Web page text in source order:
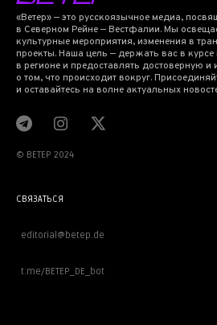
«Ветер» — это русскоязычное медиа,
в Северном Рейне — Вестфалии. Мы
культурные мероприятия, изменения в
проекты. Наша цель — держать вас в
в регионе и предоставлять достоверную
о том, что происходит вокруг.
и оставайтесь на волне актуальных
© BETEP 2024
СВЯЗАТЬСЯ
editorial@betep.de
t.me/BETEP_DE_bot